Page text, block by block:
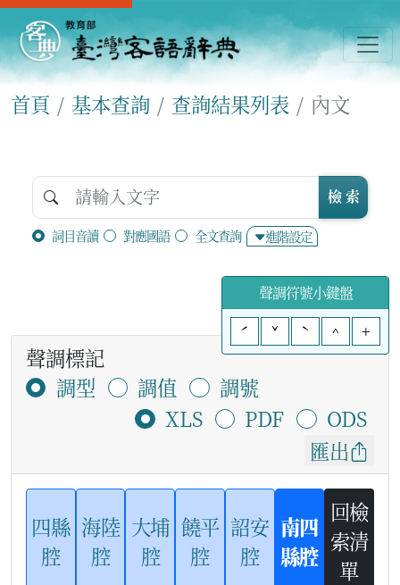
首頁 基本查詢 查詢結果列表 內文
詞目音讀 對應國語 全文查詢 進階設定
檢 索
聲調符號小鍵盤
ˊ
ˇ ˋ ^ +
聲調標記
調型
調值
調號
XLS
PDF
ODS
匯出
四縣
腔
海陸
腔
大埔
腔
饒平
腔
詔安
腔
南四
縣腔
回檢
索清
單